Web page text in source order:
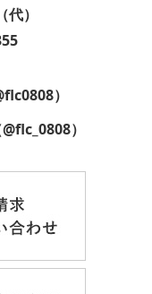
）
）
）